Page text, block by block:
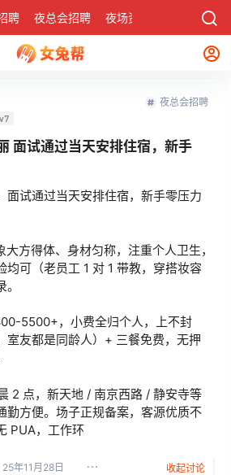
聘 夜总会招聘 夜场资讯 社区
夜总会招聘
面试通过当天安排住宿，新手
面试通过当天安排住宿，新手零压力
方得体、身材匀称，注重个人卫生，
均可（老员工 1 对 1 带教，穿搭妆容
5500+，小费全归个人，上不封
室友都是同龄人）+ 三餐免费，无押
2 点，新天地 / 南京西路 / 静安寺等
勤方便。场子正规备案，客源优质不
PUA，工作环
25年11月28日 收起讨论